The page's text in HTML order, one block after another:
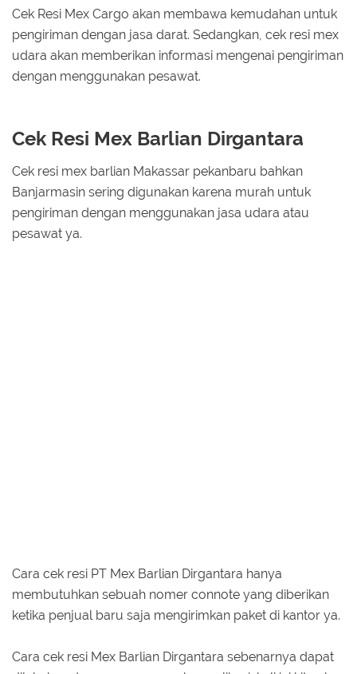
Cek Resi Mex Cargo akan membawa kemudahan untuk
pengiriman dengan jasa darat. Sedangkan, cek resi mex
udara akan memberikan informasi mengenai pengiriman
dengan menggunakan pesawat.
Cek Resi Mex Barlian Dirgantara
Cek resi mex barlian Makassar pekanbaru bahkan
Banjarmasin sering digunakan karena murah untuk
pengiriman dengan menggunakan jasa udara atau
pesawat ya.
Cara cek resi PT Mex Barlian Dirgantara hanya
membutuhkan sebuah nomer connote yang diberikan
ketika penjual baru saja mengirimkan paket di kantor ya.
Cara cek resi Mex Barlian Dirgantara sebenarnya dapat